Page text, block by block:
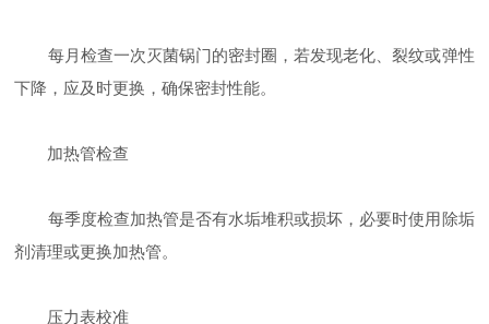
每月检查一次灭菌锅门的密封圈，若发现老化、裂纹或弹性
下降，应及时更换，确保密封性能。
​加热管检查
每季度检查加热管是否有水垢堆积或损坏，必要时使用除垢
剂清理或更换加热管。
​压力表校准